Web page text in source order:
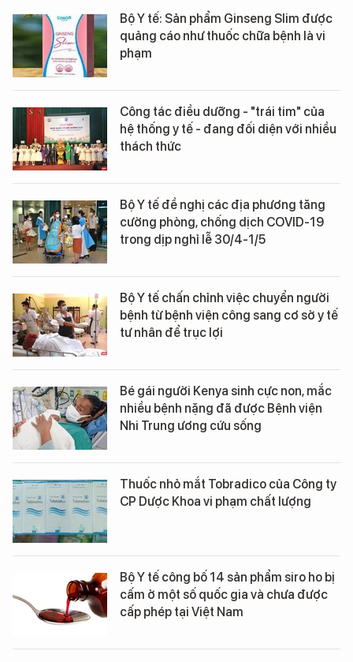
Bộ Y tế: Sản phẩm Ginseng Slim được
quảng cáo như thuốc chữa bệnh là vi
phạm
Công tác điều dưỡng - "trái tim" của
hệ thống y tế - đang đối diện với nhiều
thách thức
Bộ Y tế đề nghị các địa phương tăng
cường phòng, chống dịch COVID-19
trong dịp nghỉ lễ 30/4-1/5
Bộ Y tế chấn chỉnh việc chuyển người
bệnh từ bệnh viện công sang cơ sở y tế
tư nhân để trục lợi
Bé gái người Kenya sinh cực non, mắc
nhiều bệnh nặng đã được Bệnh viện
Nhi Trung ương cứu sống
Thuốc nhỏ mắt Tobradico của Công ty
CP Dược Khoa vi phạm chất lượng
Bộ Y tế công bố 14 sản phẩm siro ho bị
cấm ở một số quốc gia và chưa được
cấp phép tại Việt Nam